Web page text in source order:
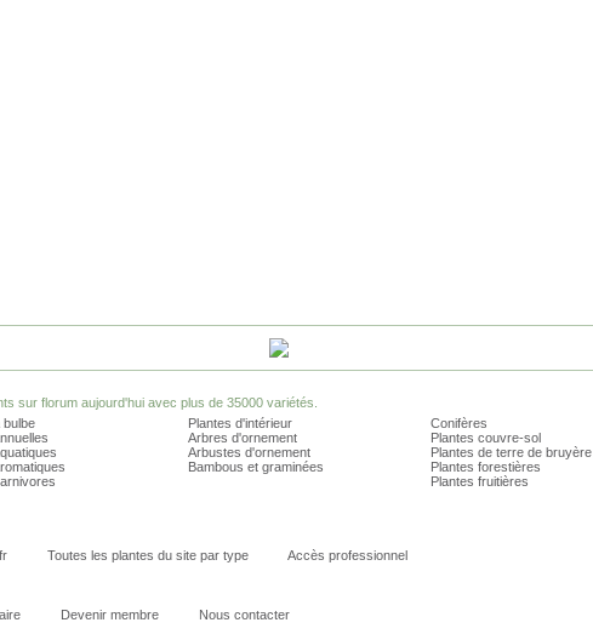
sur florum aujourd'hui avec plus de 35000 variétés.
bulbe
Plantes d'intérieur
Arbres d'ornement
Arbustes d'ornement
Bambous et graminées
Conifères
Plantes couvre-sol
Plantes de terre de bruyère
Plantes forestières
Plantes fruitières
Toutes les plantes du site par type Accès professionnel
Devenir membre Nous contacter